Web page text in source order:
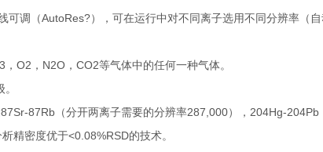
调（AutoRes?），可在运行中对不同离子选用不同分辨率（
O2，N2O，CO2等气体中的任何一种气体。
87Rb（分开两离子需要的分辨率287,000），204Hg-204Pb
精密度优于<0.08%RSD的技术。